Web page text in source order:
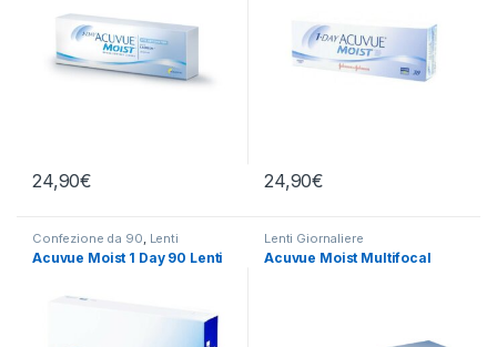
24,90€ 24,90€
Confezione da 90 Lenti
Giornaliere
Acuvue Moist 1 Day 90 Lenti
Lenti Giornaliere
Acuvue Moist Multifocal